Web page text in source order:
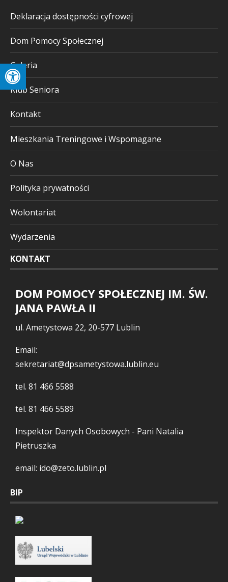
Deklaracja dostępności cyfrowej
Dom Pomocy Społecznej
Galeria
Klub Seniora
Kontakt
Mieszkania Treningowe i Wspomagane
O Nas
Polityka prywatności
Wolontariat
Wydarzenia
KONTAKT
DOM POMOCY SPOŁECZNEJ IM. ŚW.
JANA PAWŁA II
ul. Ametystowa 22, 20-577 Lublin
Email:
sekretariat@dpsametystowa.lublin.eu
tel. 81 466 5588
tel. 81 466 5589
Inspektor Danych Osobowych - Pani Natalia
Pietruszka
email: ido@zeto.lublin.pl
BIP